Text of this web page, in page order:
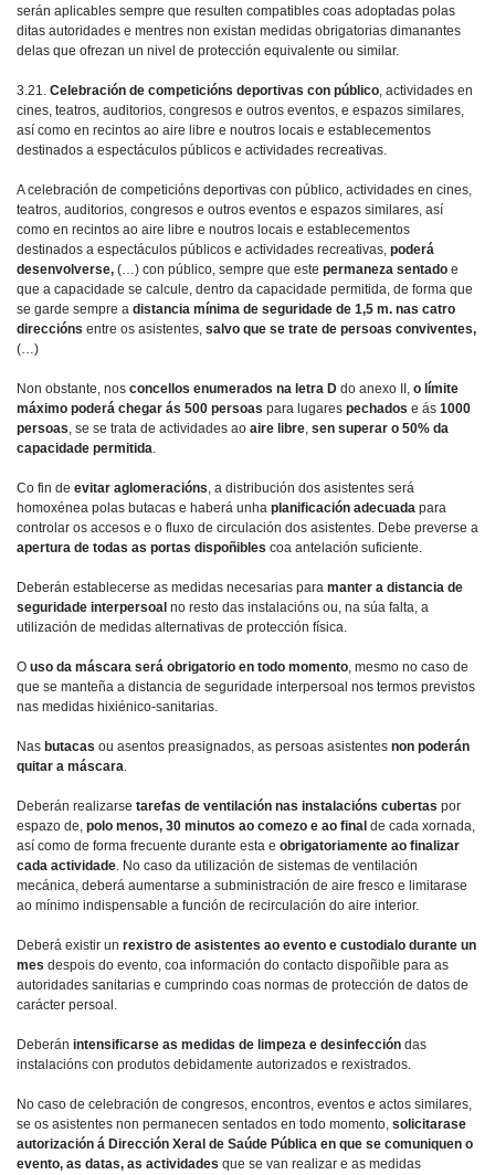
serán aplicables sempre que resulten compatibles coas adoptadas polas
ditas autoridades e mentres non existan medidas obrigatorias dimanantes
delas que ofrezan un nivel de protección equivalente ou similar.
3.21. Celebración de competicións deportivas con público, actividades en
cines, teatros, auditorios, congresos e outros eventos, e espazos similares,
así como en recintos ao aire libre e noutros locais e establecementos
destinados a espectáculos públicos e actividades recreativas.
A celebración de competicións deportivas con público, actividades en cines,
teatros, auditorios, congresos e outros eventos e espazos similares, así
como en recintos ao aire libre e noutros locais e establecementos
destinados a espectáculos públicos e actividades recreativas, poderá
desenvolverse, (…) con público, sempre que este permaneza sentado e
que a capacidade se calcule, dentro da capacidade permitida, de forma que
se garde sempre a distancia mínima de seguridade de 1,5 m. nas catro
direccións entre os asistentes, salvo que se trate de persoas conviventes,
(…)
Non obstante, nos concellos enumerados na letra D do anexo II, o límite
máximo poderá chegar ás 500 persoas para lugares pechados e ás 1000
persoas, se se trata de actividades ao aire libre, sen superar o 50% da
capacidade permitida.
Co fin de evitar aglomeracións, a distribución dos asistentes será
homoxénea polas butacas e haberá unha planificación adecuada para
controlar os accesos e o fluxo de circulación dos asistentes. Debe preverse a
apertura de todas as portas dispoñibles coa antelación suficiente.
Deberán establecerse as medidas necesarias para manter a distancia de
seguridade interpersoal no resto das instalacións ou, na súa falta, a
utilización de medidas alternativas de protección física.
O uso da máscara será obrigatorio en todo momento, mesmo no caso de
que se manteña a distancia de seguridade interpersoal nos termos previstos
nas medidas hixiénico-sanitarias.
Nas butacas ou asentos preasignados, as persoas asistentes non poderán
quitar a máscara.
Deberán realizarse tarefas de ventilación nas instalacións cubertas por
espazo de, polo menos, 30 minutos ao comezo e ao final de cada xornada,
así como de forma frecuente durante esta e obrigatoriamente ao finalizar
cada actividade. No caso da utilización de sistemas de ventilación
mecánica, deberá aumentarse a subministración de aire fresco e limitarase
ao mínimo indispensable a función de recirculación do aire interior.
Deberá existir un rexistro de asistentes ao evento e custodialo durante un
mes despois do evento, coa información do contacto dispoñible para as
autoridades sanitarias e cumprindo coas normas de protección de datos de
carácter persoal.
Deberán intensificarse as medidas de limpeza e desinfección das
instalacións con produtos debidamente autorizados e rexistrados.
No caso de celebración de congresos, encontros, eventos e actos similares,
se os asistentes non permanecen sentados en todo momento, solicitarase
autorización á Dirección Xeral de Saúde Pública en que se comuniquen o
evento, as datas, as actividades que se van realizar e as medidas